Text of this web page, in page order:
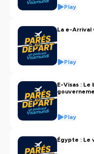
📌 Que vous soyez
appliquée au voyage
Hébergé par Ausha.
confidentialite
Play
La e-Arrival
Play
E-Visas :
Play
Égypte : Le